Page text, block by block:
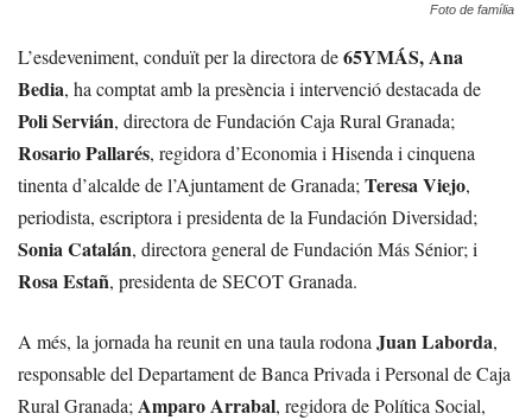
Foto de família
L’esdeveniment, conduït per la directora de65YMÁS, Ana
Bedia, ha comptat amb la presència i intervenció destacada de
Poli Servián, directora de Fundación Caja Rural Granada;
Rosario Pallarés, regidora d’Economia i Hisenda i cinquena
tinenta d’alcalde de l’Ajuntament de Granada; Teresa Viejo,
periodista, escriptora i presidenta de la Fundación Diversidad;
Sonia Catalán, directora general de Fundación Más Sénior; i
Rosa Estañ, presidenta de SECOT Granada.
A més, la jornada ha reunit en una taula rodona Juan Laborda,
responsable del Departament de Banca Privada i Personal de Caja
Rural Granada; Amparo Arrabal, regidora de Política Social,